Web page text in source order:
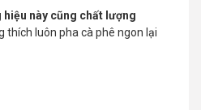
hiệu này cũng chất lượng
thích luôn pha cà phê ngon lại